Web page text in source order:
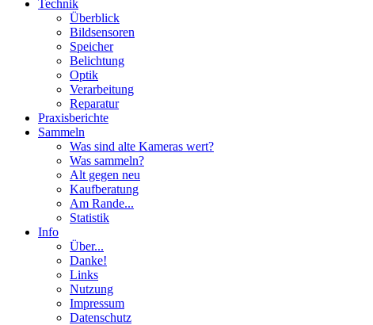
Technik
Überblick
Bildsensoren
Speicher
Belichtung
Optik
Verarbeitung
Reparatur
Praxisberichte
Sammeln
Was sind alte Kameras wert?
Was sammeln?
Alt gegen neu
Kaufberatung
Am Rande...
Statistik
Info
Über...
Danke!
Links
Nutzung
Impressum
Datenschutz